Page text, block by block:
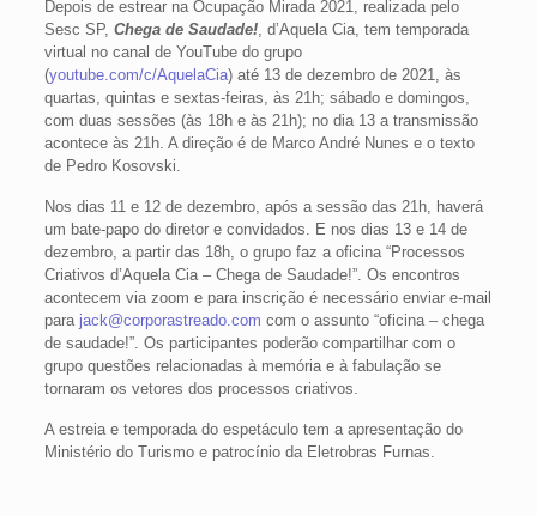
Depois de estrear na Ocupação Mirada 2021, realizada pelo
Sesc SP, Chega de Saudade!, d’Aquela Cia, tem temporada
virtual no canal de YouTube do grupo
(youtube.com/c/AquelaCia) até 13 de dezembro de 2021, às
quartas, quintas e sextas-feiras, às 21h; sábado e domingos,
com duas sessões (às 18h e às 21h); no dia 13 a transmissão
acontece às 21h. A direção é de Marco André Nunes e o texto
de Pedro Kosovski.
Nos dias 11 e 12 de dezembro, após a sessão das 21h, haverá
um bate-papo do diretor e convidados. E nos dias 13 e 14 de
dezembro, a partir das 18h, o grupo faz a oficina “Processos
Criativos d’Aquela Cia – Chega de Saudade!”. Os encontros
acontecem via zoom e para inscrição é necessário enviar e-mail
para jack@corporastreado.com com o assunto “oficina – chega
de saudade!”. Os participantes poderão compartilhar com o
grupo questões relacionadas à memória e à fabulação se
tornaram os vetores dos processos criativos.
A estreia e temporada do espetáculo tem a apresentação do
Ministério do Turismo e patrocínio da Eletrobras Furnas.